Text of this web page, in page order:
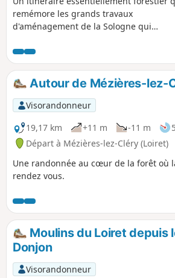
remémore les grands travaux
d'aménagement de la Sologne qui
XIXe siècle lorsque la marne était
puis transportée dans des voitures à
chevaux pour amender les terres
Autour de Mézières-lez-
Visorandonneur
19,17 km
+11 m -11 m
Départ à Mézières-lez-Cléry (Loiret)
Une randonnée au cœur de la forêt où
rendez vous.
Moulins du Loiret depuis
Donjon
Visorandonneur